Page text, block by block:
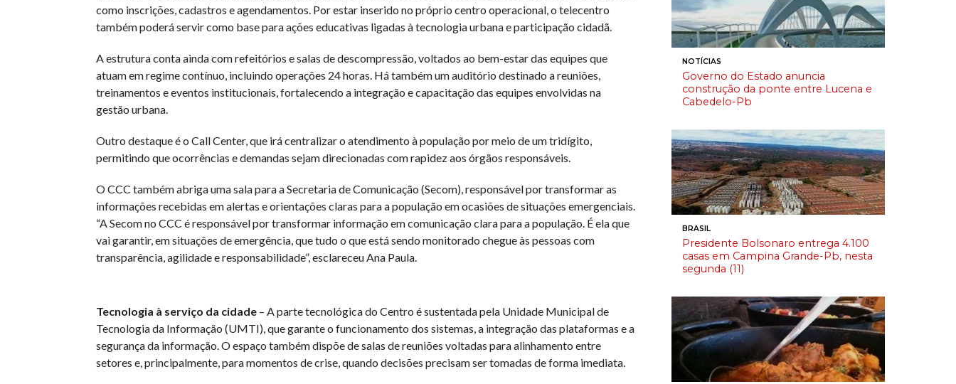
como inscrições, cadastros e agendamentos. Por estar inserido no próprio centro operacional, o telecentro
também poderá servir como base para ações educativas ligadas à tecnologia urbana e participação cidadã.
A estrutura conta ainda com refeitórios e salas de descompressão, voltados ao bem-estar das equipes que
atuam em regime contínuo, incluindo operações 24 horas. Há também um auditório destinado a reuniões,
treinamentos e eventos institucionais, fortalecendo a integração e capacitação das equipes envolvidas na
gestão urbana.
Outro destaque é o Call Center, que irá centralizar o atendimento à população por meio de um tridígito,
permitindo que ocorrências e demandas sejam direcionadas com rapidez aos órgãos responsáveis.
O CCC também abriga uma sala para a Secretaria de Comunicação (Secom), responsável por transformar as
informações recebidas em alertas e orientações claras para a população em ocasiões de situações emergenciais.
“A Secom no CCC é responsável por transformar informação em comunicação clara para a população. É ela que
vai garantir, em situações de emergência, que tudo o que está sendo monitorado chegue às pessoas com
transparência, agilidade e responsabilidade”, esclareceu Ana Paula.
Tecnologia à serviço da cidade– A parte tecnológica do Centro é sustentada pela Unidade Municipal de
Tecnologia da Informação (UMTI), que garante o funcionamento dos sistemas, a integração das plataformas e a
segurança da informação. O espaço também dispõe de salas de reuniões voltadas para alinhamento entre
setores e, principalmente, para momentos de crise, quando decisões precisam ser tomadas de forma imediata.
NOTÍCIAS
Governo do Estado anuncia
construção da ponte entre Lucena e
Cabedelo-Pb
BRASIL
Presidente Bolsonaro entrega 4.100
casas em Campina Grande-Pb, nesta
segunda (11)